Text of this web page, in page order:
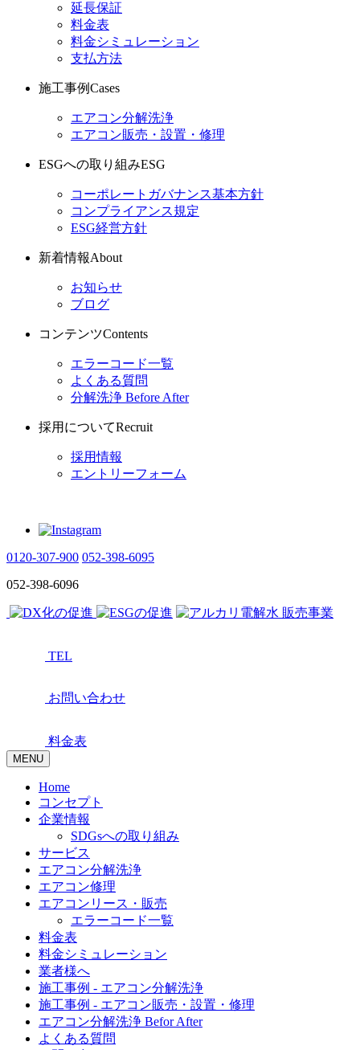
延長保証
料金表
料金シミュレーション
支払方法
施工事例Cases
エアコン分解洗浄
エアコン販売・設置・修理
ESGへの取り組みESG
コーポレートガバナンス基本方針
コンプライアンス規定
ESG経営方針
新着情報About
お知らせ
ブログ
コンテンツContents
エラーコード一覧
よくある質問
分解洗浄 Before After
採用についてRecruit
採用情報
エントリーフォーム
0120-307-900 052-398-6095
052-398-6096
TEL
お問い合わせ
料金表
MENU
Home
コンセプト
企業情報
SDGsへの取り組み
サービス
エアコン分解洗浄
エアコン修理
エアコンリース・販売
エラーコード一覧
料金表
料金シミュレーション
業者様へ
施工事例 - エアコン分解洗浄
施工事例 - エアコン販売・設置・修理
エアコン分解洗浄 Befor After
よくある質問